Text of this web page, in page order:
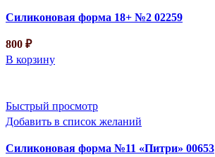
Силиконовая форма 18+ №2 02259
800 ₽
В корзину
Быстрый просмотр
Добавить в список желаний
Силиконовая форма №11 «Питри» 00653